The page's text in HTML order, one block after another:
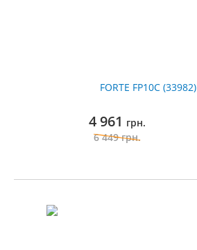
FORTE FP10С (33982)
4 961 грн.
6 449грн.